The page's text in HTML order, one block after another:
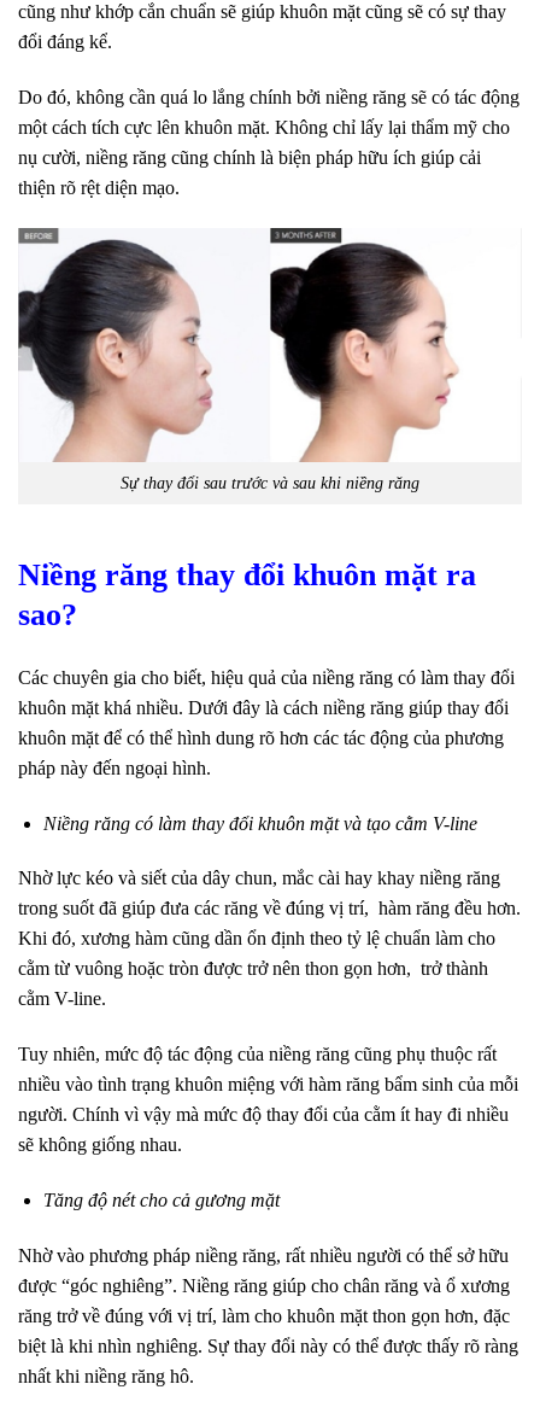
cũng như khớp cắn chuẩn sẽ giúp khuôn mặt cũng sẽ có sự thay
đổi đáng kể.
Do đó, không cần quá lo lắng chính bởi niềng răng sẽ có tác động
một cách tích cực lên khuôn mặt. Không chỉ lấy lại thẩm mỹ cho
nụ cười, niềng răng cũng chính là biện pháp hữu ích giúp cải
thiện rõ rệt diện mạo.
Sự thay đổi sau trước và sau khi niềng răng
Niềng răng thay đổi khuôn mặt ra
sao?
Các chuyên gia cho biết, hiệu quả của niềng răng có làm thay đổi
khuôn mặt khá nhiều. Dưới đây là cách niềng răng giúp thay đổi
khuôn mặt để có thể hình dung rõ hơn các tác động của phương
pháp này đến ngoại hình.
Niềng răng có làm thay đổi khuôn mặt và tạo cằm V-line
Nhờ lực kéo và siết của dây chun, mắc cài hay khay niềng răng
trong suốt đã giúp đưa các răng về đúng vị trí, hàm răng đều hơn.
Khi đó, xương hàm cũng dần ổn định theo tỷ lệ chuẩn làm cho
cằm từ vuông hoặc tròn được trở nên thon gọn hơn, trở thành
cằm V-line.
Tuy nhiên, mức độ tác động của niềng răng cũng phụ thuộc rất
nhiều vào tình trạng khuôn miệng với hàm răng bẩm sinh của mỗi
người. Chính vì vậy mà mức độ thay đổi của cằm ít hay đi nhiều
sẽ không giống nhau.
Tăng độ nét cho cả gương mặt
Nhờ vào phương pháp niềng răng, rất nhiều người có thể sở hữu
được “góc nghiêng”. Niềng răng giúp cho chân răng và ổ xương
răng trở về đúng với vị trí, làm cho khuôn mặt thon gọn hơn, đặc
biệt là khi nhìn nghiêng. Sự thay đổi này có thể được thấy rõ ràng
nhất khi niềng răng hô.